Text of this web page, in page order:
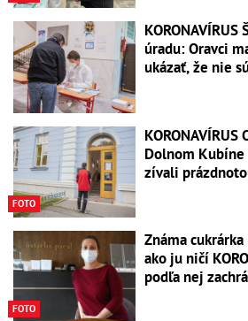
úradu: Oravci
ukázať, že nie
FOTO
Dolnom Kubíne
zívali
FOTO
Známa
ako ju ničí
podľa nej